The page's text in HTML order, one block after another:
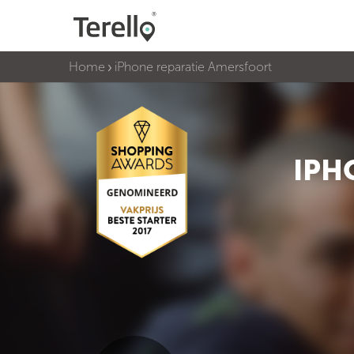
Home iPhone reparatie Amersfoort